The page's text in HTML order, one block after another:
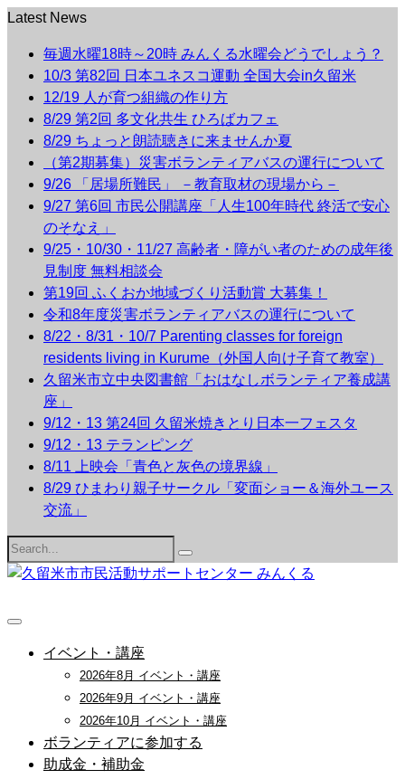
Latest News
毎週水曜18時～20時 みんくる水曜会どうでしょう？
10/3 第82回 日本ユネスコ運動 全国大会in久留米
12/19 人が育つ組織の作り方
8/29 第2回 多文化共生 ひろばカフェ
8/29 ちょっと朗読聴きに来ませんか夏
（第2期募集）災害ボランティアバスの運行について
9/26 「居場所難民」 －教育取材の現場から－
9/27 第6回 市民公開講座「人生100年時代 終活で安心
のそなえ」
9/25・10/30・11/27 高齢者・障がい者のための成年後
見制度 無料相談会
第19回 ふくおか地域づくり活動賞 大募集！
令和8年度災害ボランティアバスの運行について
8/22・8/31・10/7 Parenting classes for foreign
residents living in Kurume（外国人向け子育て教室）
久留米市立中央図書館「おはなしボランティア養成講
座」
9/12・13 第24回 久留米焼きとり日本一フェスタ
9/12・13 テランピング
8/11 上映会「青色と灰色の境界線」
8/29 ひまわり親子サークル「変面ショー＆海外ユース
交流」
Search
for:
イベント・講座
2026年8月 イベント・講座
2026年9月 イベント・講座
2026年10月 イベント・講座
ボランティアに参加する
助成金・補助金